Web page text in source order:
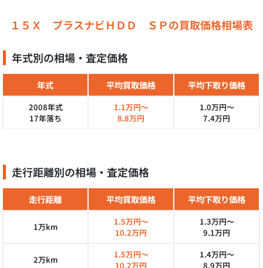
１５Ｘ プラスナビＨＤＤ ＳＰの買取価格相場表
年式別の相場・査定価格
年式 平均買取価格 平均下取り価格
2008年式
17年落ち
1.1万円～
8.8万円
1.0万円～
7.4万円
走行距離別の相場・査定価格
走行距離 平均買取価格 平均下取り価格
1万km
1.5万円～
10.2万円
1.3万円～
9.1万円
2万km
1.5万円～
10.2万円
1.4万円～
8.9万円